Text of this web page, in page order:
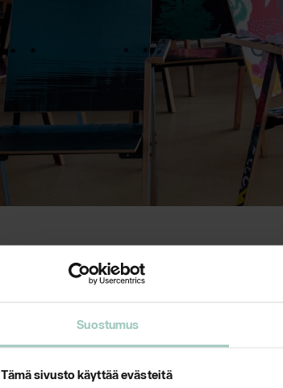
Suostumus
Tämä sivusto käyttää evästeitä
Tilaa tuotteet suoraan
Yrjö Kukkapuro malliston
liittyvissä asioissa sinua
info@ykcollection.com